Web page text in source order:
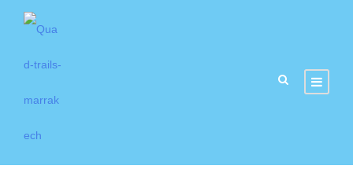
Safari en Buggy avec
Balade à Dos de Chameau
et Déjeuner à Marrakech